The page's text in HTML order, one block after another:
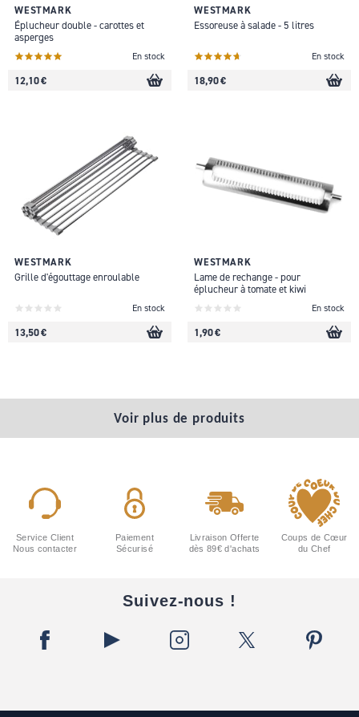
WESTMARK
Éplucheur double - carottes et
asperges
En stock
12,10 €
WESTMARK
Essoreuse à salade - 5 litres
En stock
18,90 €
WESTMARK
Grille d'égouttage enroulable
En stock
13,50 €
WESTMARK
Lame de rechange - pour
éplucheur à tomate et kiwi
En stock
1,90 €
Voir plus de produits
Service Client
Nous contacter
Paiement
Sécurisé
Livraison Offerte
dès 89€ d'achats
Coups de Cœur
du Chef
Suivez-nous !